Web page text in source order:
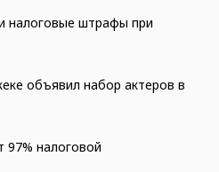
налоговые штрафы при
объявил набор актеров в
97% налоговой